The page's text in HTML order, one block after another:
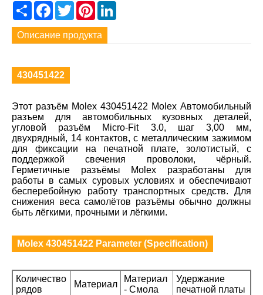
ShareFacebook
TwitterPinterest
Описание продукта
430451422
Этот разъём Molex 430451422 Molex Автомобильный
разъем для автомобильных кузовных деталей,
угловой разъём Micro-Fit 3.0, шаг 3,00 мм,
двухрядный, 14 контактов, с металлическим зажимом
для фиксации на печатной плате, золотистый, с
поддержкой свечения проволоки, чёрный.
Герметичные разъёмы Molex разработаны для
работы в самых суровых условиях и обеспечивают
бесперебойную работу транспортных средств. Для
снижения веса самолётов разъёмы обычно должны
быть лёгкими, прочными и лёгкими.
Molex 430451422 Parameter (Specification)
Количество
рядов
Материал
Материал
- Смола
Удержание
печатной платы